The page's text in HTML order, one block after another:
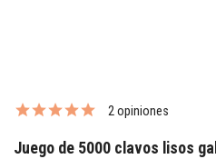
2 opiniones
Juego de 5000 clavos lisos